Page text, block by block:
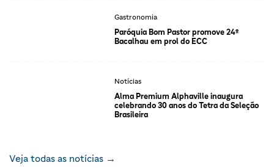
Gastronomia
Paróquia Bom Pastor promove 24º
Bacalhau em prol do ECC
Notícias
Alma Premium Alphaville inaugura
celebrando 30 anos do Tetra da Seleção
Brasileira
Veja todas as notícias →